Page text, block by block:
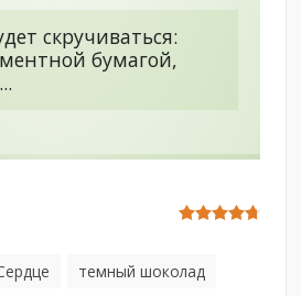
скручиваться:
бумагой,
темный шоколад